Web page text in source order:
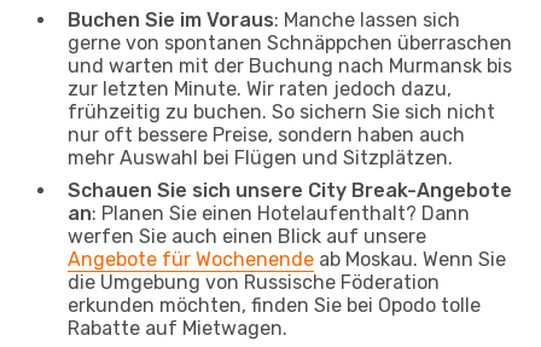
Buchen Sie im Voraus: Manche lassen sich
gerne von spontanen Schnäppchen überraschen
und warten mit der Buchung nach Murmansk bis
zur letzten Minute. Wir raten jedoch dazu,
frühzeitig zu buchen. So sichern Sie sich nicht
nur oft bessere Preise, sondern haben auch
mehr Auswahl bei Flügen und Sitzplätzen.
Schauen Sie sich unsere City Break-Angebote
an: Planen Sie einen Hotelaufenthalt? Dann
werfen Sie auch einen Blick auf unsere
Angebote für Wochenende ab Moskau. Wenn Sie
die Umgebung von Russische Föderation
erkunden möchten, finden Sie bei Opodo tolle
Rabatte auf Mietwagen.